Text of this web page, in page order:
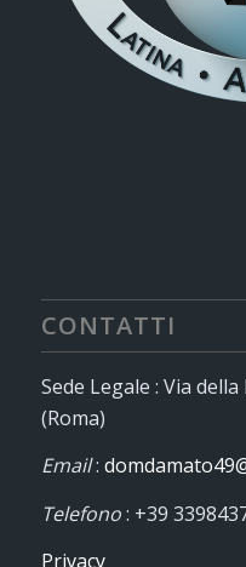
CONTATTI
Sede Legale : Via
(Roma)
Email:
Telefono: +39
Privacy